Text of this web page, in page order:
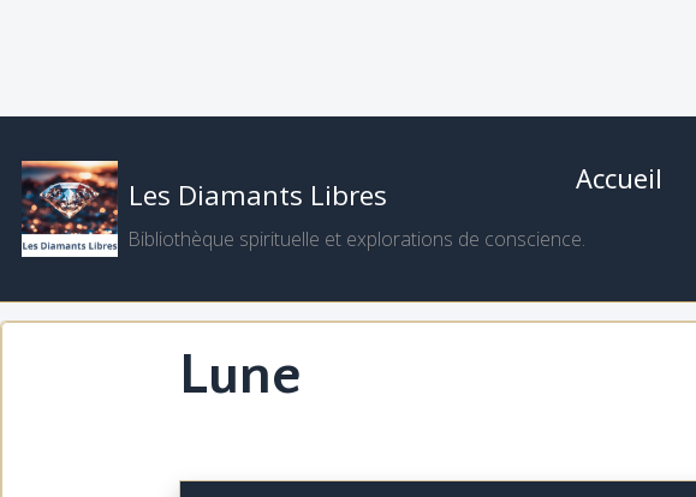
Les Diamants Libres
Bibliothèque spirituelle et explorations de conscience.
Accueil
Lune